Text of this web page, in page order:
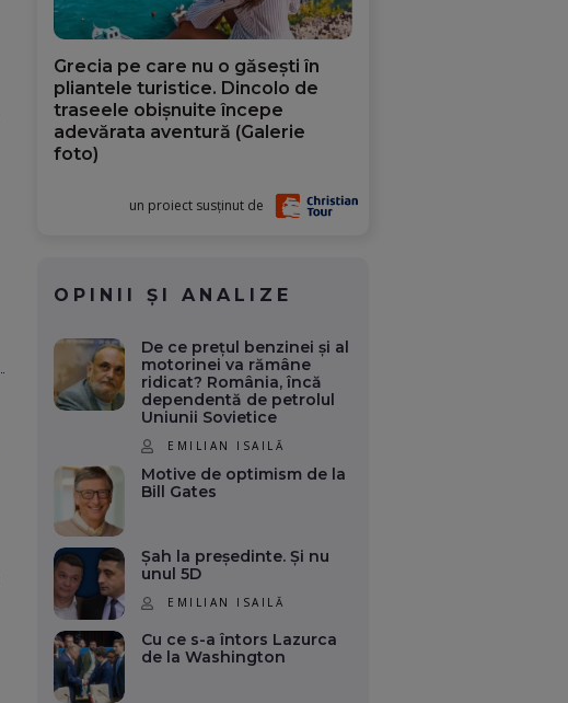
Grecia pe care nu o găsești în
pliantele turistice. Dincolo de
traseele obișnuite începe
adevărata aventură (Galerie
foto)
un proiect susținut de
OPINII ȘI ANALIZE
De ce prețul benzinei și al
motorinei va rămâne
ridicat? România, încă
dependentă de petrolul
Uniunii Sovietice
EMILIAN ISAILĂ
Motive de optimism de la
Bill Gates
Șah la președinte. Și nu
unul 5D
EMILIAN ISAILĂ
Cu ce s-a întors Lazurca
de la Washington